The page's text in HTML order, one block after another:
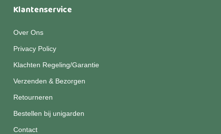
Klantenservice
Over Ons
Privacy Policy
Klachten Regeling/Garantie
Verzenden & Bezorgen
Retourneren
Bestellen bij unigarden
Contact